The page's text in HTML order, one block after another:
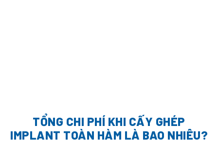
TỔNG CHI PHÍ KHI CẤY GHÉP
IMPLANT TOÀN HÀM LÀ BAO NHIÊU?